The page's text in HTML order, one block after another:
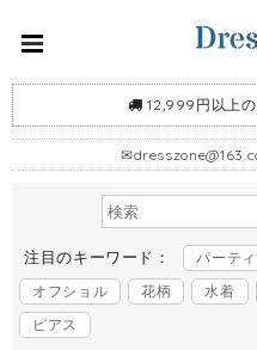
12,999円以上
✉
注目のキーワード： パーテ
オフショル
花柄 水着
ピアス